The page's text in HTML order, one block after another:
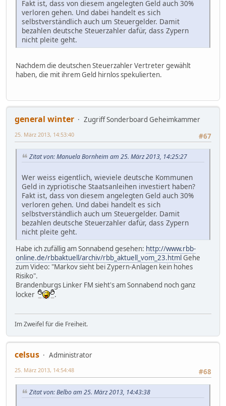
Fakt ist, dass von diesem angelegten Geld auch 30%
verloren gehen. Und dabei handelt es sich
selbstverständlich auch um Steuergelder. Damit
bezahlen deutsche Steuerzahler dafür, dass Zypern
nicht pleite geht.
Nachdem die deutschen Steuerzahler Vertreter gewählt
haben, die mit ihrem Geld hirnlos spekulierten.
general winter
Zugriff Sonderboard Geheimkammer
#67
25. März 2013, 14:53:40
Zitat von: Manuela Bornheim am 25. März 2013, 14:25:27
Wer weiss eigentlich, wieviele deutsche Kommunen
Geld in zypriotische Staatsanleihen investiert haben?
Fakt ist, dass von diesem angelegten Geld auch 30%
verloren gehen. Und dabei handelt es sich
selbstverständlich auch um Steuergelder. Damit
bezahlen deutsche Steuerzahler dafür, dass Zypern
nicht pleite geht.
Habe ich zufällig am Sonnabend gesehen: http://www.rbb-
online.de/rbbaktuell/archiv/rbb_aktuell_vom_23.htmlGehe
zum Video: "Markov sieht bei Zypern-Anlagen kein hohes
Risiko".
Brandenburgs Linker FM sieht's am Sonnabend noch ganz
locker
.
Im Zweifel für die Freiheit.
celsus
Administrator
#68
25. März 2013, 14:54:48
Zitat von: Belbo am 25. März 2013, 14:43:38